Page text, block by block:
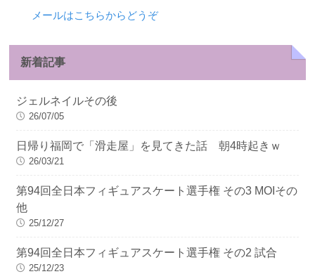
メールはこちらからどうぞ
新着記事
ジェルネイルその後
26/07/05
日帰り福岡で「滑走屋」を見てきた話 朝4時起きｗ
26/03/21
第94回全日本フィギュアスケート選手権 その3 MOIその
他
25/12/27
第94回全日本フィギュアスケート選手権 その2 試合
25/12/23